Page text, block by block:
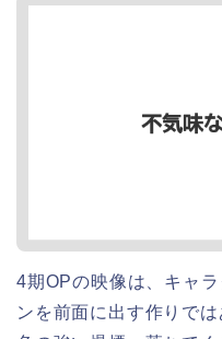
4期OPの映像は、キャ
ンを前面に出す作りで